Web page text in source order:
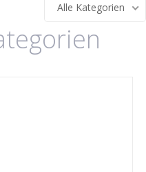
Alle Kategorien